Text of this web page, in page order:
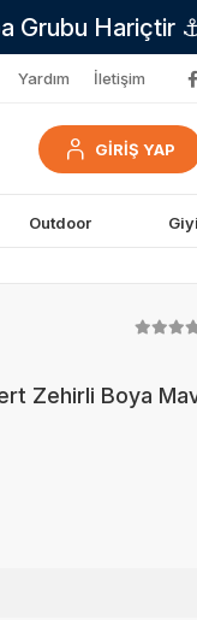
Grubu Hariçtir
Yardım İletişim
GİRİŞ YAP
Outdoor
Zehirli Boya